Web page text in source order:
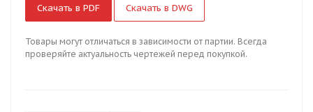
Скачать в PDF Скачать в DWG
Товары могут отличаться в зависимости от партии. Всегда
проверяйте актуальность чертежей перед покупкой.